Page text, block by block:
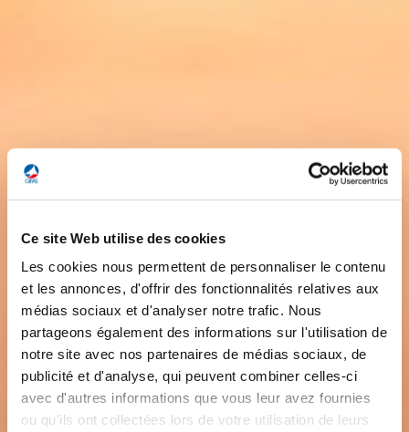
Ce site Web utilise des cookies
Les cookies nous permettent de personnaliser le contenu
et les annonces, d'offrir des fonctionnalités relatives aux
médias sociaux et d'analyser notre trafic. Nous
partageons également des informations sur l'utilisation de
notre site avec nos partenaires de médias sociaux, de
publicité et d'analyse, qui peuvent combiner celles-ci
avec d'autres informations que vous leur avez fournies
ou qu'ils ont collectées lors de votre utilisation de leurs